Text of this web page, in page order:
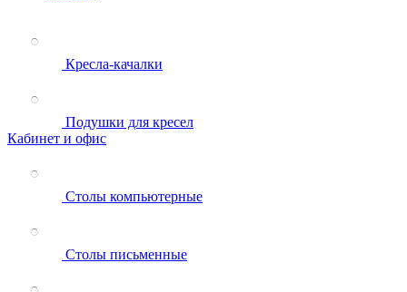
Кресла-качалки
Подушки для кресел
Кабинет и офис
Столы компьютерные
Столы письменные